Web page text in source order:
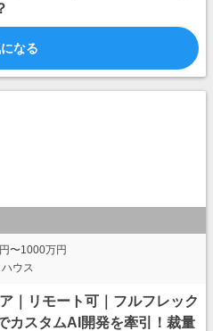
なる
〜1000万円
ウス
｜リモート可｜フルフレック
スタムAI開発を牽引！裁量